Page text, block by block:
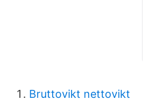
Bruttovikt nettovikt